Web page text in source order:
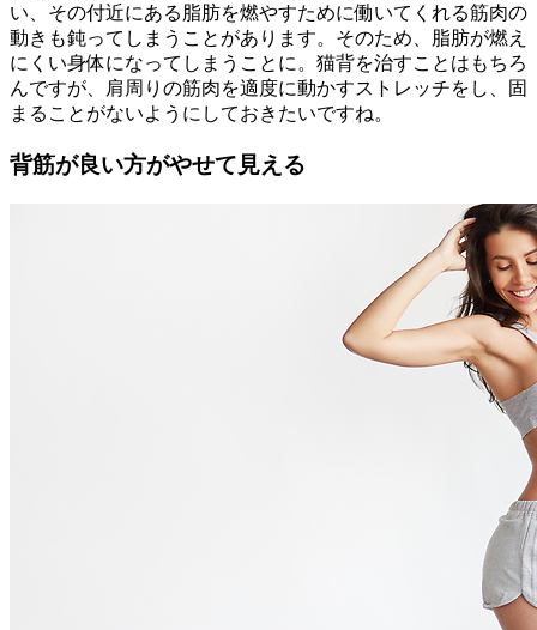
い、その付近にある脂肪を燃やすために働いてくれる筋肉の
動きも鈍ってしまうことがあります。そのため、脂肪が燃え
にくい身体になってしまうことに。猫背を治すことはもちろ
んですが、肩周りの筋肉を適度に動かすストレッチをし、固
まることがないようにしておきたいですね。
背筋が良い方がやせて見える